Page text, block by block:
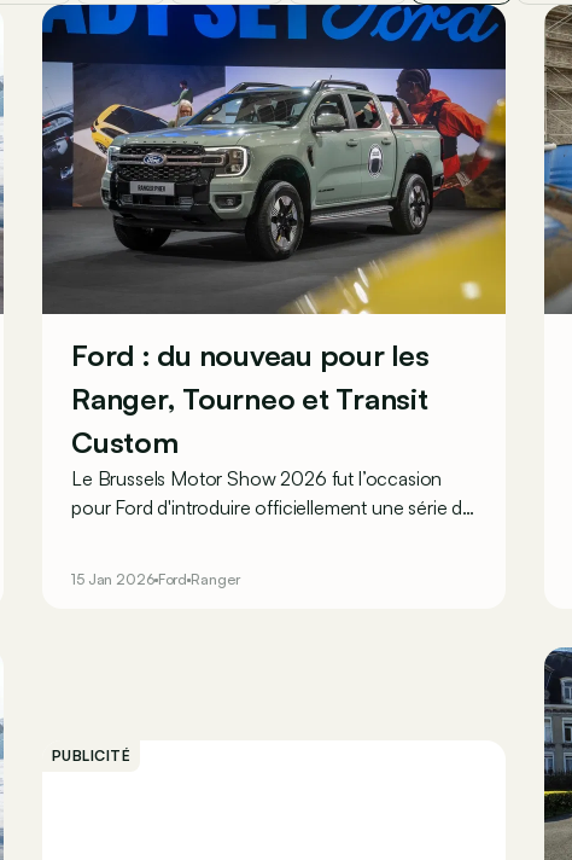
Ford : du nouveau pour les
Ranger, Tourneo et Transit
Custom
Le Brussels Motor Show 2026 fut l’occasion
pour Ford d'introduire officiellement une série de
15 Jan 2026 Ford Ranger
PUBLICITÉ